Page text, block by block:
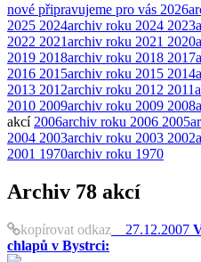
nové připravujeme pro vás 2026
2025 2024archiv roku 2024 2023
2022 2021archiv roku 2021 2020
2019 2018archiv roku 2018 2017
2016 2015archiv roku 2015 2014
2013 2012archiv roku 2012 2011
2010 2009archiv roku 2009 2008
akcí 2006archiv roku 2006 2005
2004 2003archiv roku 2003 2002
2001 1970archiv roku 1970
Archiv 78 akcí
kopírovat odkaz 27.12.2007
chlapů v Bystrci: